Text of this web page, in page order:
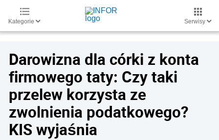
Kategorie Serwisy
Darowizna dla córki z konta
firmowego taty: Czy taki
przelew korzysta ze
zwolnienia podatkowego?
KIS wyjaśnia